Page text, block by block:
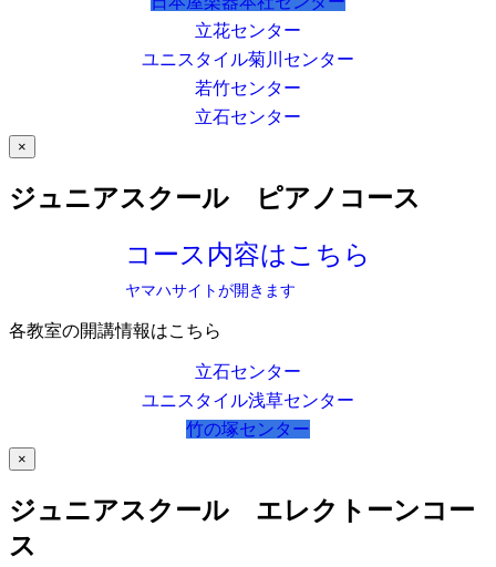
立花センター
ユニスタイル菊川センター
若竹センター
立石センター
×
ジュニアスクール ピアノコース
コース内容はこちら
ヤマハサイトが開きます
各教室の開講情報はこちら
立石センター
ユニスタイル浅草センター
竹の塚センター
×
ジュニアスクール エレクトーンコー
ス